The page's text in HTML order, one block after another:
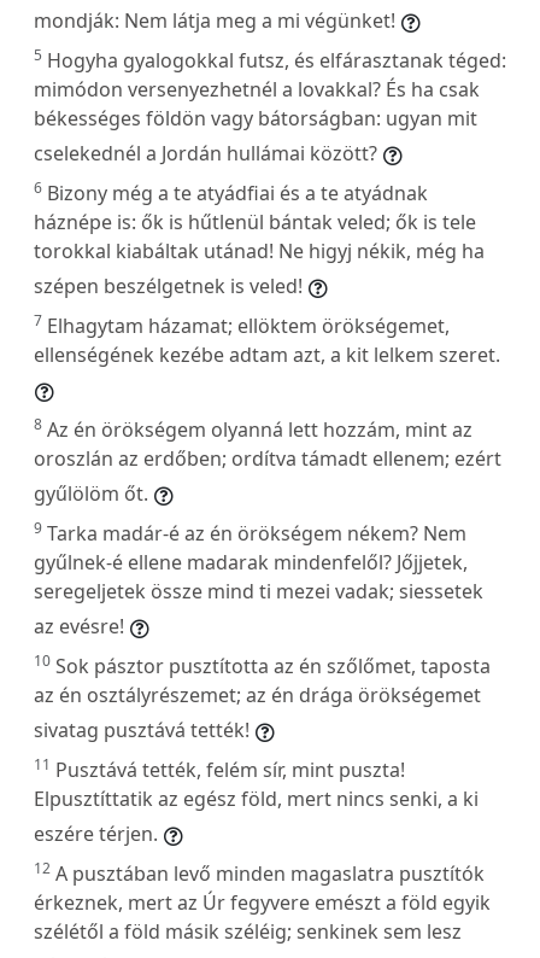
mondják: Nem látja meg a mi végünket!
5 Hogyha gyalogokkal futsz, és elfárasztanak téged:
mimódon versenyezhetnél a lovakkal? És ha csak
békességes földön vagy bátorságban: ugyan mit
cselekednél a Jordán hullámai között?
6 Bizony még a te atyádfiai és a te atyádnak
háznépe is: ők is hűtlenül bántak veled; ők is tele
torokkal kiabáltak utánad! Ne higyj nékik, még ha
szépen beszélgetnek is veled!
7 Elhagytam házamat; ellöktem örökségemet,
ellenségének kezébe adtam azt, a kit lelkem szeret.
8 Az én örökségem olyanná lett hozzám, mint az
oroszlán az erdőben; ordítva támadt ellenem; ezért
gyűlölöm őt.
9 Tarka madár-é az én örökségem nékem? Nem
gyűlnek-é ellene madarak mindenfelől? Jőjjetek,
seregeljetek össze mind ti mezei vadak; siessetek
az evésre!
10 Sok pásztor pusztította az én szőlőmet, taposta
az én osztályrészemet; az én drága örökségemet
sivatag pusztává tették!
11 Pusztává tették, felém sír, mint puszta!
Elpusztíttatik az egész föld, mert nincs senki, a ki
eszére térjen.
12 A pusztában levő minden magaslatra pusztítók
érkeznek, mert az Úr fegyvere emészt a föld egyik
szélétől a föld másik széléig; senkinek sem lesz